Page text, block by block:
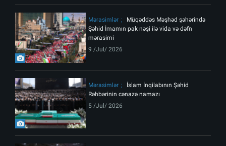
Mərasimlər
Müqəddəs Məşhəd şəhərində
Şəhid İmamın pak nəşi ilə vida və dəfn
mərasimi
9 /Jul/ 2026
Mərasimlər
İslam İnqilabının Şəhid
Rəhbərinin cənazə namazı
5 /Jul/ 2026